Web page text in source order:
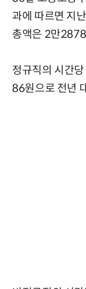
과에 따르면 지
총액은 2만
정규직의 시간
86원으로 전년